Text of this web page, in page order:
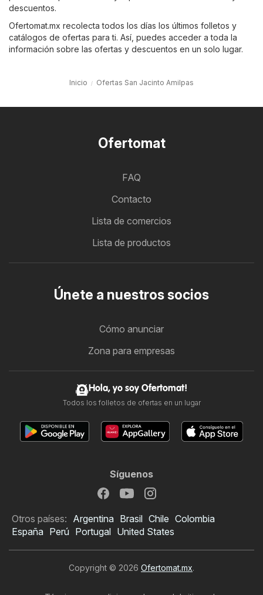
descuentos.
Ofertomat.mx recolecta todos los días los últimos folletos y
catálogos de ofertas para ti. Así, puedes acceder a toda la
información sobre las ofertas y descuentos en un solo lugar.
Inicio Ofertas San Jacinto Amilpas
Ofertomat
FAQ
Contacto
Lista de comercios
Lista de productos
Únete a nuestros socios
Cómo anunciar
Zona para empresas
Hola, yo soy Ofertomat!
Todos los folletos de ofertas en un lugar
Síguenos
Otros países: Argentina Brasil Chile Colombia
España Perú Portugal United States
Copyright © 2026 Ofertomat.mx.